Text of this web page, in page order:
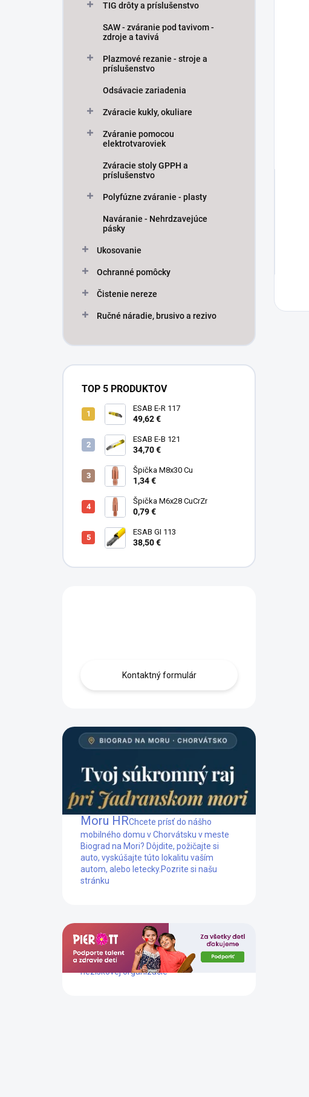
TIG drôty a príslušenstvo
SAW - zváranie pod tavivom -
zdroje a tavivá
Plazmové rezanie - stroje a
príslušenstvo
Odsávacie zariadenia
Zváracie kukly, okuliare
Zváranie pomocou
elektrotvaroviek
Zváracie stoly GPPH a
príslušenstvo
Polyfúzne zváranie - plasty
Naváranie - Nehrdzavejúce
pásky
Ukosovanie
Ochranné pomôcky
Čistenie nereze
Ručné náradie, brusivo a rezivo
TOP 5 PRODUKTOV
ESAB E-R 117
49,62 €
ESAB E-B 121
34,70 €
Špička M8x30 Cu
1,34 €
Špička M6x28 CuCrZr
0,79 €
ESAB GI 113
38,50 €
Kontaktný formulár
Mobilný dom Biograd na
Moru HRChcete prísť do nášho
mobilného domu v Chorvátsku v meste
Biograd na Mori? Dôjdite, požičajte si
auto, vyskúšajte túto lokalitu vaším
autom, alebo letecky. Pozrite si našu
stránku
Dlhoročne podporujeme prácu tejto
neziskovej organizácie